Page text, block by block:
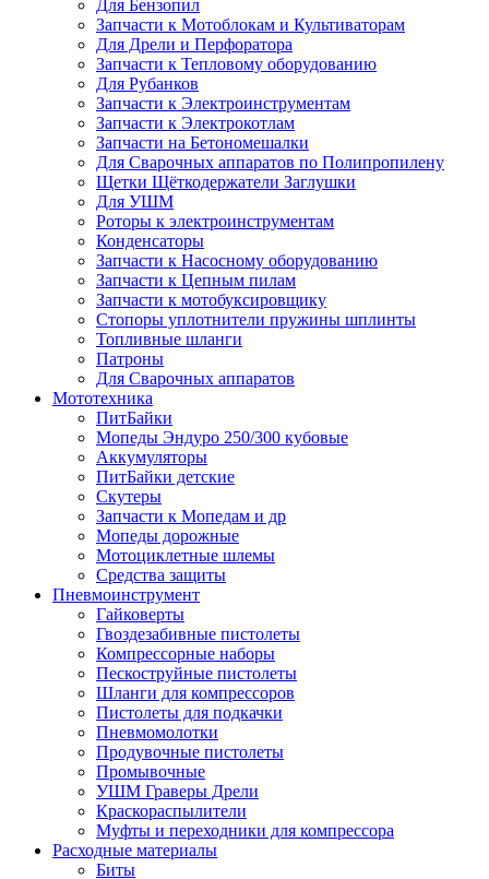
Для Бензопил
Запчасти к Мотоблокам и Культиваторам
Для Дрели и Перфоратора
Запчасти к Тепловому оборудованию
Для Рубанков
Запчасти к Электроинструментам
Запчасти к Электрокотлам
Запчасти на Бетономешалки
Для Сварочных аппаратов по Полипропилену
Щетки Щёткодержатели Заглушки
Для УШМ
Роторы к электроинструментам
Конденсаторы
Запчасти к Насосному оборудованию
Запчасти к Цепным пилам
Запчасти к мотобуксировщику
Стопоры уплотнители пружины шплинты
Топливные шланги
Патроны
Для Сварочных аппаратов
Мототехника
ПитБайки
Мопеды Эндуро 250/300 кубовые
Аккумуляторы
ПитБайки детские
Скутеры
Запчасти к Мопедам и др
Мопеды дорожные
Мотоциклетные шлемы
Средства защиты
Пневмоинструмент
Гайковерты
Гвоздезабивные пистолеты
Компрессорные наборы
Пескоструйные пистолеты
Шланги для компрессоров
Пистолеты для подкачки
Пневмомолотки
Продувочные пистолеты
Промывочные
УШМ Граверы Дрели
Краскораспылители
Муфты и переходники для компрессора
Расходные материалы
Биты